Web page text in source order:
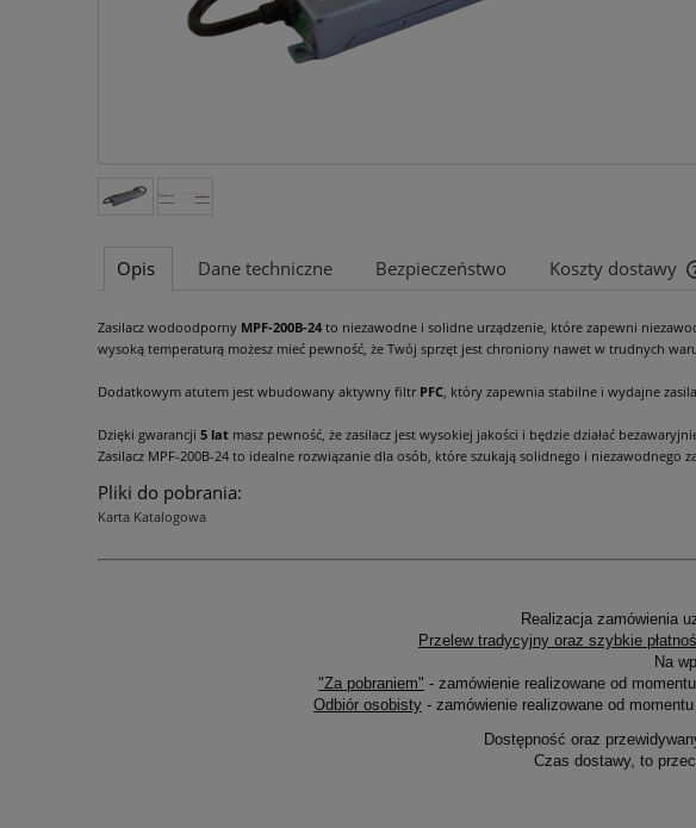
Opis Dane techniczne Bezpieczeństwo Koszty dostawy
Zasilacz wodoodporny MPF-200B-24 to niezawodne i solidne urządzenie, które zapewni
wysoką temperaturą możesz mieć pewność, że Twój sprzęt jest chroniony nawet w trudnych
Dodatkowym atutem jest wbudowany aktywny filtr PFC , który zapewnia stabilne i wydajne
Dzięki gwarancji 5 lat masz pewność, że zasilacz jest wysokiej jakości i będzie działać
Zasilacz MPF-200B-24 to idealne rozwiązanie dla osób, które szukają solidnego i niezawodnego
Pliki do pobrania:
Karta Katalogowa
Realizacja zamówienia
Przelew tradycyjny oraz szybkie
Na
"Za pobraniem" - zamówienie realizowane od
Odbiór osobisty - zamówienie realizowane od
Dostępność oraz
Czas dostawy, to